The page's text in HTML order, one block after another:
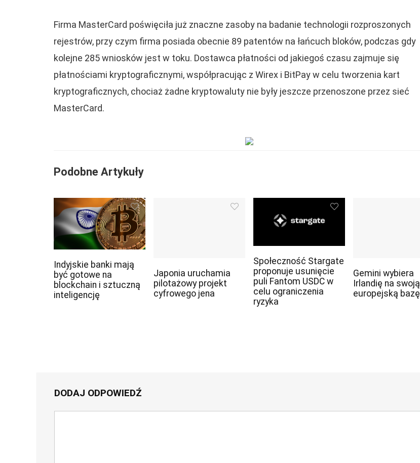
Firma MasterCard poświęciła już znaczne zasoby na badanie technologii rozproszonych
rejestrów, przy czym firma posiada obecnie 89 patentów na łańcuch bloków, podczas gdy
kolejne 285 wniosków jest w toku. Dostawca płatności od jakiegoś czasu zajmuje się
płatnościami kryptograficznymi, współpracując z Wirex i BitPay w celu tworzenia kart
kryptograficznych, chociaż żadne kryptowaluty nie były jeszcze przenoszone przez sieć
MasterCard.
Podobne Artykuły
Indyjskie banki mają
być gotowe na
blockchain i sztuczną
inteligencję
Japonia uruchamia
pilotażowy projekt
cyfrowego jena
Społeczność Stargate
proponuje usunięcie
puli Fantom USDC w
celu ograniczenia
ryzyka
Gemini wybiera
Irlandię na swoją
europejską bazę
DODAJ ODPOWIEDŹ